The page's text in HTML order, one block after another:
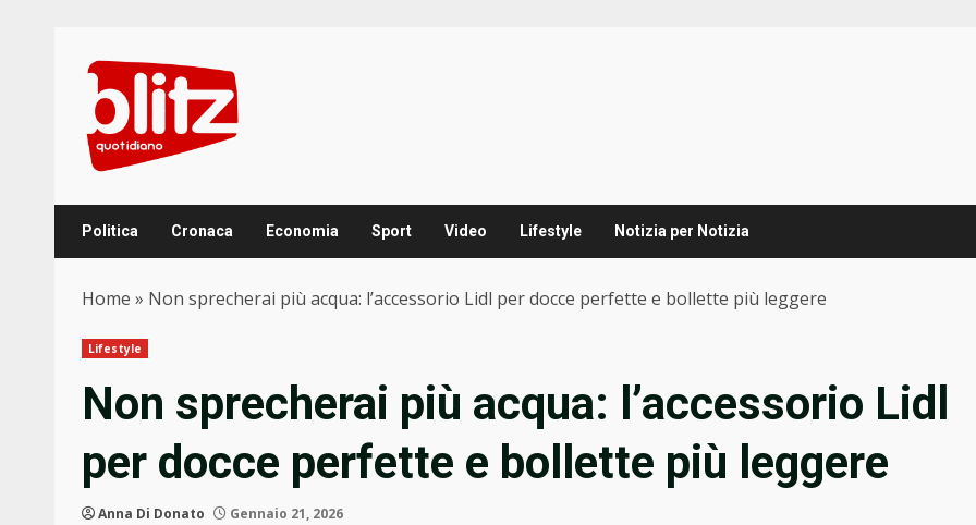
content
Politica Cronaca Economia Sport Video Lifestyle Notizia per Notizia
Home » Non sprecherai più acqua: l’accessorio Lidl per docce perfette e bollette più leggere
Lifestyle
Non sprecherai più acqua: l’accessorio Lidl
per docce perfette e bollette più leggere
Anna Di Donato Gennaio 21, 2026